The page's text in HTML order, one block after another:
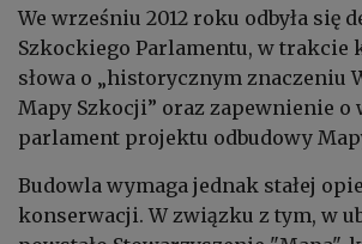
We wrześniu 2012 roku odbyła się
Szkockiego Parlamentu, w trakcie
słowa o „historycznym znaczeniu
Mapy Szkocji” oraz zapewnienie o
parlament projektu odbudowy
Budowla wymaga jednak stałej
konserwacji. W związku z tym, w